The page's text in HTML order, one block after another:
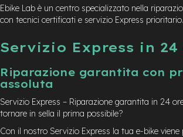
Ebike Lab è un centro specializzato nella
con tecnici certificati e servizio Express prioritario.
Servizio Express in 24
Riparazione garantita con
assoluta
Servizio Express – Riparazione garantita in 24
tornare in sella il prima possibile?
Con il nostro Servizio Express la tua e-bike viene